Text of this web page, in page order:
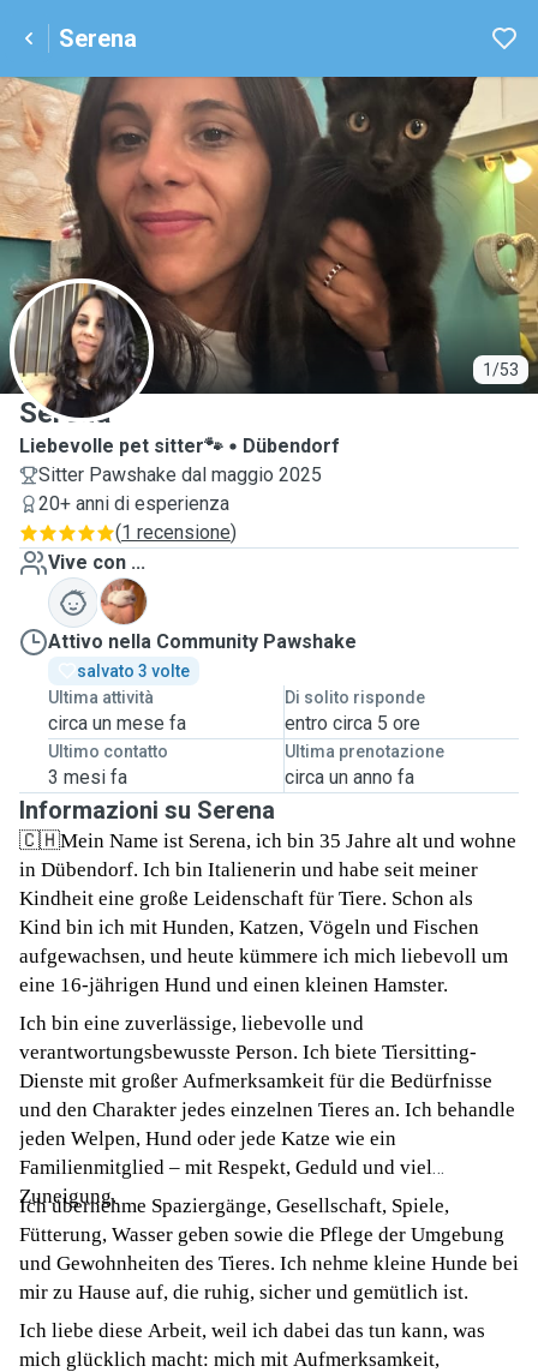
Serena
1/53
S
Serena
Liebevolle pet sitter🐾
Dübendorf
Sitter Pawshake dal maggio 2025
20+ anni di esperienza
(1 recensione)
Vive con ...
R
Attivo nella Community Pawshake
salvato 3 volte
Ultima attività
circa un mese fa
Di solito risponde
entro circa 5 ore
Ultimo contatto
3 mesi fa
Ultima prenotazione
circa un anno fa
Informazioni su Serena
🇨🇭Mein Name ist Serena, ich bin 35 Jahre alt und wohne
in Dübendorf. Ich bin Italienerin und habe seit meiner
Kindheit eine große Leidenschaft für Tiere. Schon als
Kind bin ich mit Hunden, Katzen, Vögeln und Fischen
aufgewachsen, und heute kümmere ich mich liebevoll um
eine 16-jährigen Hund und einen kleinen Hamster.
Ich bin eine zuverlässige, liebevolle und
verantwortungsbewusste Person. Ich biete Tiersitting-
Dienste mit großer Aufmerksamkeit für die Bedürfnisse
und den Charakter jedes einzelnen Tieres an. Ich behandle
jeden Welpen, Hund oder jede Katze wie ein
Familienmitglied – mit Respekt, Geduld und viel
Zuneigung.
Ich übernehme Spaziergänge, Gesellschaft, Spiele,
Fütterung, Wasser geben sowie die Pflege der Umgebung
und Gewohnheiten des Tieres. Ich nehme kleine Hunde bei
mir zu Hause auf, die ruhig, sicher und gemütlich ist.
Ich liebe diese Arbeit, weil ich dabei das tun kann, was
mich glücklich macht: mich mit Aufmerksamkeit,